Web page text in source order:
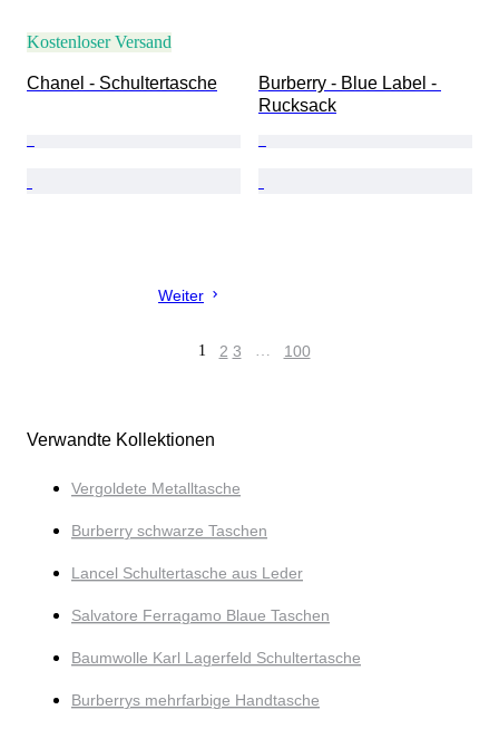
Kostenloser Versand
Chanel - Schultertasche
Burberry - Blue Label -
Rucksack
Weiter
1 2 3 … 100
Verwandte Kollektionen
Vergoldete Metalltasche
Burberry schwarze Taschen
Lancel Schultertasche aus Leder
Salvatore Ferragamo Blaue Taschen
Baumwolle Karl Lagerfeld Schultertasche
Burberrys mehrfarbige Handtasche